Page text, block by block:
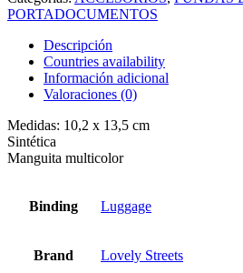
PORTADOCUMENTOS
Descripción
Countries availability
Información adicional
Valoraciones (0)
Medidas: 10,2 x 13,5 cm
Sintética
Manguita multicolor
Binding Luggage
Brand Lovely Streets